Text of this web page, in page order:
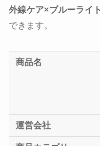
外線ケア×ブルーライ
できます。
商品名
運営会社